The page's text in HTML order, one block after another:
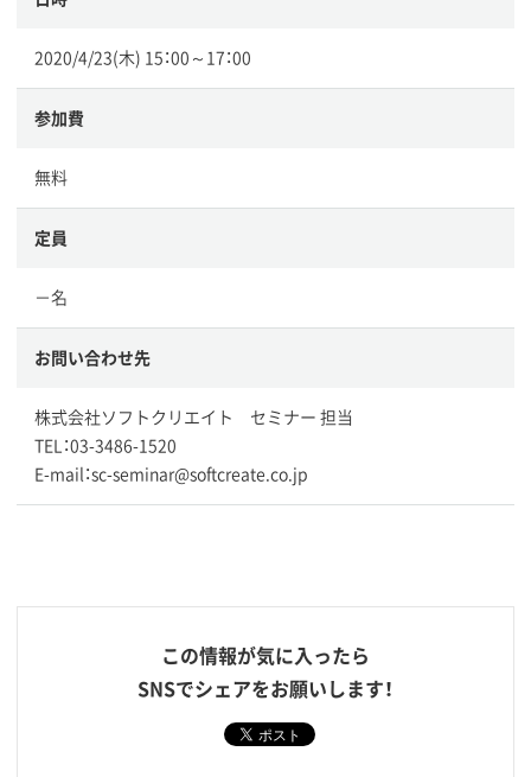
2020/4/23(木) 15：00～17：00
参加費
無料
定員
－名
お問い合わせ先
株式会社ソフトクリエイト セミナー 担当
TEL：03-3486-1520
E-mail：sc-seminar@softcreate.co.jp
この情報が気に入ったら
SNSでシェアをお願いします！